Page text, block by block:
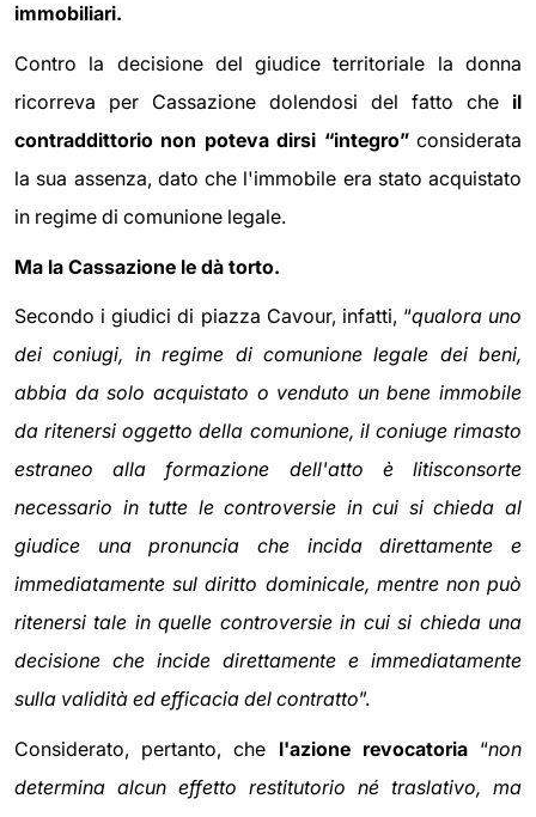
immobiliari.
Contro la decisione del giudice territoriale la donna
ricorreva per Cassazione dolendosi del fatto che il
contraddittorio non poteva dirsi “integro”considerata
la sua assenza, dato che l'immobile era stato acquistato
in regime di comunione legale.
Ma la Cassazione le dà torto.
Secondo i giudici di piazza Cavour, infatti, “qualora uno
dei coniugi, in regime di comunione legale dei beni,
abbia da solo acquistato o venduto un bene immobile
da ritenersi oggetto della comunione, il coniuge rimasto
estraneo alla formazione dell'atto è litisconsorte
necessario in tutte le controversie in cui si chieda al
giudice una pronuncia che incida direttamente e
immediatamente sul diritto dominicale, mentre non può
ritenersi tale in quelle controversie in cui si chieda una
decisione che incide direttamente e immediatamente
sulla validità ed efficacia del contratto”.
Considerato, pertanto, che l'azione revocatoria“non
determina alcun effetto restitutorio né traslativo, ma